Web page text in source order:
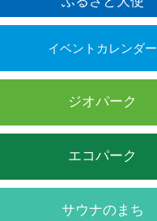
イベントカレンダー
ジオパーク
エコパーク
サウナのまち